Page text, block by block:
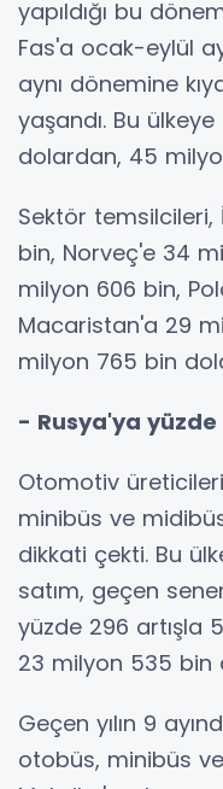
yapıldığı bu
Fas'a ocak-eylül
aynı dönemine
yaşandı. Bu
dolardan, 45
Sektör temsilcileri,
bin, Norveç'e 34
milyon 606 bin,
Macaristan'a 29
milyon 765 bin
- Rusya'ya yüzde
Otomotiv
minibüs ve
dikkati çekti. Bu
satım, geçen
yüzde 296 artışla
23 milyon 535 bin
Geçen yılın 9
otobüs, minibüs